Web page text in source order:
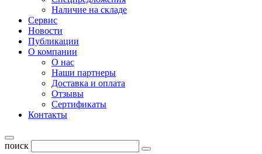
Наличие на складе
Сервис
Новости
Публикации
О компании
О нас
Наши партнеры
Доставка и оплата
Отзывы
Сертификаты
Контакты
поиск